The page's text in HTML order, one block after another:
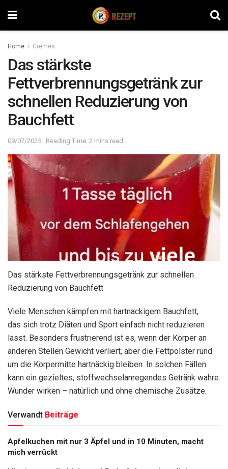
Home Cremes
Das stärkste
Fettverbrennungsgetränk zur
schnellen Reduzierung von
Bauchfett
09/07/2025 Reading Time: 2 mins read
Das stärkste Fettverbrennungsgetränk zur schnellen
Reduzierung von Bauchfett
Viele Menschen kämpfen mit hartnäckigem Bauchfett,
das sich trotz Diäten und Sport einfach nicht reduzieren
lässt. Besonders frustrierend ist es, wenn der Körper an
anderen Stellen Gewicht verliert, aber die Fettpolster rund
um die Körpermitte hartnäckig bleiben. In solchen Fällen
kann ein gezieltes, stoffwechselanregendes Getränk wahre
Wunder wirken – natürlich und ohne chemische Zusätze.
Verwandt Beiträge
Apfelkuchen mit nur 3 Äpfel und in 10 Minuten, macht
mich verrückt